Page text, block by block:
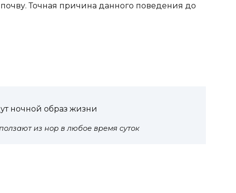
Точная причина данного поведения до
ночной образ жизни
из нор в любое время суток